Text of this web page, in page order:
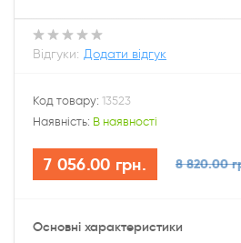
Відгуки: Додати відгук
Код товару: 13523
Наявність: В наявності
7 056.00 грн. 8 820.00
Основні характеристики